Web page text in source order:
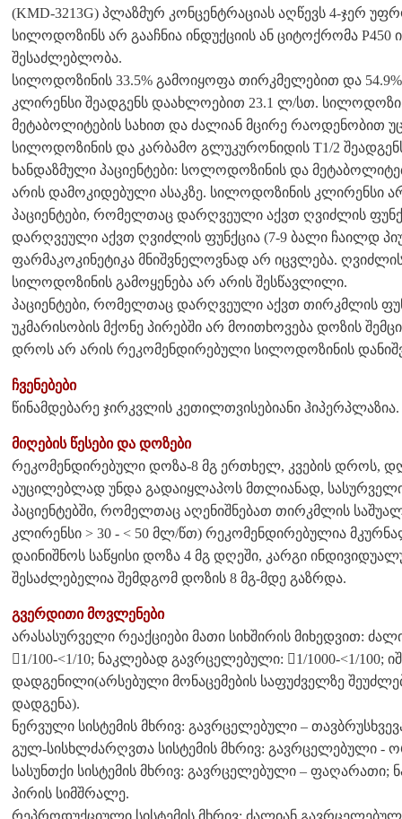
(KMD-3213G) პლაზმურ კონცენტრაციას აღწევს 4-ჯერ
სილოდოზინს არ გააჩნია ინდუქციის ან ციტოქრომა P450
შესაძლებლობა.
სილოდოზინის 33.5% გამოიყოფა თირკმელებით და
კლირენსი შეადგენს დაახლოებით 23.1 ლ/სთ.
მეტაბოლიტების სახით და ძალიან მცირე რაოდენობით
სილოდოზინის და კარბამო გლუკურონიდის T1/2
ხანდაზმული პაციენტები: სოლოდოზინის და
არის დამოკიდებული ასაკზე. სილოდოზინის კლირენსი
პაციენტები, რომელთაც დარღვეული აქვთ ღვიძლის
დარღვეული აქვთ ღვიძლის ფუნქცია (7-9 ბალი ჩაილდ
ფარმაკოკინეტიკა მნიშვნელოვნად არ იცვლება. ღვიძლის
სილოდოზინის გამოყენება არ არის შესწავლილი.
პაციენტები, რომელთაც დარღვეული აქვთ თირკმლის
უკმარისობის მქონე პირებში არ მოითხოვება დოზის
დროს არ არის რეკომენდირებული სილოდოზინის
ჩვენებები
წინამდებარე ჯირკვლის კეთილთვისებიანი ჰიპერპლაზია.
მიღების წესები და დოზები
რეკომენდირებული დოზა-8 მგ ერთხელ, კვების დროს,
აუცილებლად უნდა გადაიყლაპოს მთლიანად,
პაციენტებში, რომელთაც აღენიშნებათ თირკმლის
კლირენსი > 30 - < 50 მლ/წთ) რეკომენდირებულია
დაინიშნოს საწყისი დოზა 4 მგ დღეში, კარგი
შესაძლებელია შემდგომ დოზის 8 მგ-მდე გაზრდა.
გვერდითი მოვლენები
არასასურველი რეაქციები მათი სიხშირის მიხედვით:
1/100-<1/10; ნაკლებად გავრცელებული: 1/1000-<1/100;
დადგენილი(არსებული მონაცემების საფუძველზე
დადგენა).
ნერვული სისტემის მხრივ: გავრცელებული –
გულ-სისხლძარღვთა სისტემის მხრივ: გავრცელებული -
სასუნთქი სისტემის მხრივ: გავრცელებული –
პირის სიმშრალე.
რეპროდუქციული სისტემის მხრივ: ძალიან